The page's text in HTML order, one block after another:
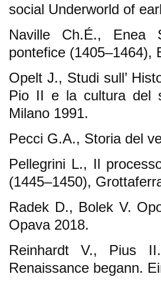
social Underworld of
Naville Ch.É., Enea
pontefice (1405–1464),
Opelt J., Studi sull’
Pio II e la cultura del
Milano 1991.
Pecci G.A., Storia del
Pellegrini L., Il
(1445–1450),
Radek D., Bolek V.
Opava 2018.
Reinhardt V., Pius
Renaissance begann.